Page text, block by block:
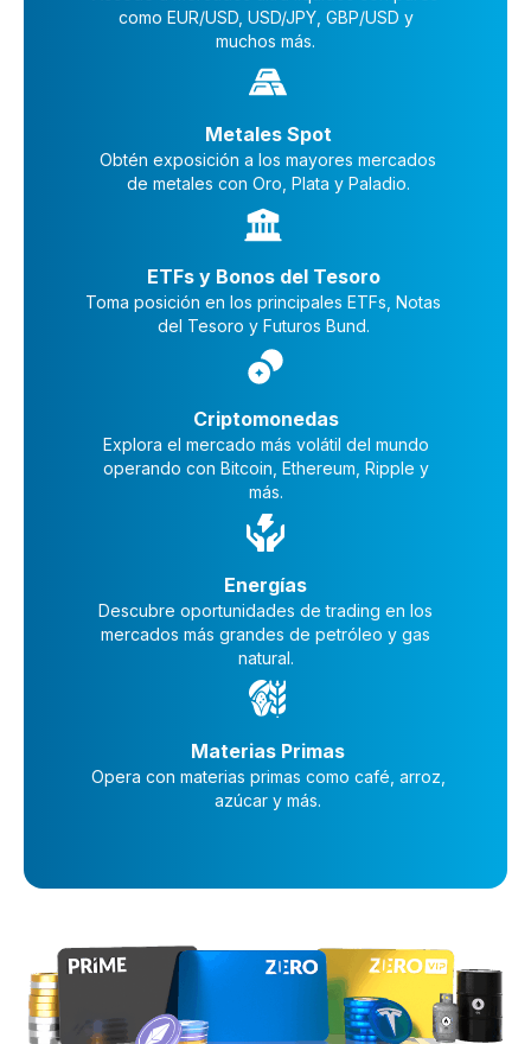
como EUR/USD, USD/JPY, GBP/USD y
muchos más.
Metales Spot
Obtén exposición a los mayores mercados
de metales con Oro, Plata y Paladio.
ETFs y Bonos del Tesoro
Toma posición en los principales ETFs, Notas
del Tesoro y Futuros Bund.
Criptomonedas
Explora el mercado más volátil del mundo
operando con Bitcoin, Ethereum, Ripple y
más.
Energías
Descubre oportunidades de trading en los
mercados más grandes de petróleo y gas
natural.
Materias Primas
Opera con materias primas como café, arroz,
azúcar y más.